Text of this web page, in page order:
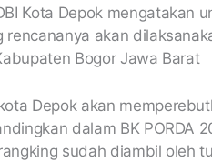
Kota Depok mengatakan
rencananya akan
Bogor Jawa Barat
Depok akan
dalam BK PORDA
sudah diambil oleh